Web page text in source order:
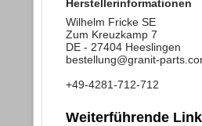
Herstellerinformationen
Wilhelm Fricke SE
Zum Kreuzkamp 7
DE - 27404 Heeslingen
bestellung@granit-
+49-4281-712-712
Weiterführende